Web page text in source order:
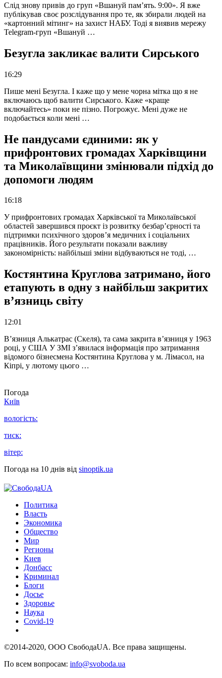
Слід знову привів до груп «Вшануй пам’ять. 9:00». Я вже
публікував своє розслідування про те, як збирали людей на
«картонний мітинг» на захист НАБУ. Тоді я виявив мережу
Telegram-груп «Вшануй …
Безугла закликає валити Сирського
16:29
Пише мені Безугла. І каже що у мене чорна мітка що я не
включаюсь щоб валити Сирського. Каже «краще
включайтесь» поки не пізно. Погрожує. Мені дуже не
подобається коли мені …
Не пандусами єдиними: як у
прифронтових громадах Харківщини
та Миколаївщини змінювали підхід до
допомоги людям
16:18
У прифронтових громадах Харківської та Миколаївської
областей завершився проєкт із розвитку безбар’єрності та
підтримки психічного здоров’я медичних і соціальних
працівників. Його результати показали важливу
закономірність: найбільші зміни відбуваються не тоді, …
Костянтина Круглова затримано, його
етапують в одну з найбільш закритих
в’язниць світу
12:01
В’язниця Алькатрас (Скеля), та сама закрита в’язниця у 1963
році, у США У ЗМІ з’явилася інформація про затримання
відомого бізнесмена Костянтина Круглова у м. Лімасол, на
Кіпрі, у лютому цього …
Погода
Київ
вологість:
тиск:
вітер:
Погода на 10 днів від sinoptik.ua
Политика
Власть
Экономика
Общество
Мир
Регионы
Киев
Донбасс
Криминал
Блоги
Досье
Здоровье
Наука
Covid-19
©2014-2020, ООО СвободаUA. Все права защищены.
По всем вопросам: info@svoboda.ua